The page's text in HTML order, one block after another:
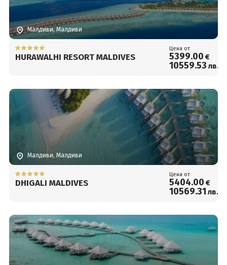
Малдиви, Малдиви
HURAWALHI RESORT MALDIVES
Цена от
5399.00 €
10559.53 лв.
Малдиви, Малдиви
DHIGALI MALDIVES
Цена от
5404.00 €
10569.31 лв.